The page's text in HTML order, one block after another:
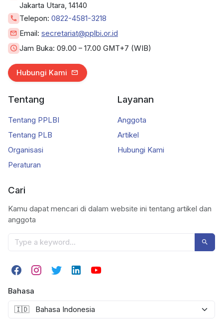
Jakarta Utara, 14140
Telepon: 0822-4581-3218
Email: secretariat@pplbi.or.id
Jam Buka: 09.00 – 17.00 GMT+7 (WIB)
Hubungi Kami
Tentang
Tentang PPLBI
Tentang PLB
Organisasi
Peraturan
Layanan
Anggota
Artikel
Hubungi Kami
Cari
Kamu dapat mencari di dalam website ini tentang artikel dan
anggota
Bahasa